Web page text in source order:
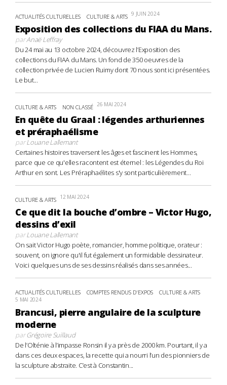
ACTUALITÉS CULTURELLES CULTURE & ARTS 9 JUIN 2024
Exposition des collections du FIAA du Mans.
parAnaë Leffray
Du 24 mai au 13 octobre 2024, découvrez l’Exposition des
collections du FIAA du Mans. Un fond de 350 oeuvres de la
collection privée de Lucien Ruimy dont 70 nous sont ici présentées.
Le but...
CULTURE & ARTS NON CLASSÉ 26 MAI 2024
En quête du Graal : légendes arthuriennes
et préraphaélisme
parLouane Lallemant
Certaines histoires traversent les âges et fascinent les Hommes,
parce que ce qu'elles racontent est éternel : les Légendes du Roi
Arthur en sont. Les Préraphaélites s'y sont particulièrement...
CULTURE & ARTS 12 MAI 2024
Ce que dit la bouche d’ombre – Victor Hugo,
dessins d’exil
parLouane Lallemant
On sait Victor Hugo poète, romancier, homme politique, orateur :
souvent, on ignore qu'il fut également un formidable dessinateur.
Voici quelques uns de ses dessins réalisés dans ses années...
ACTUALITÉS CULTURELLES COMPTES RENDUS D'EXPOS CULTURE & ARTS
5 MAI 2024
Brancusi, pierre angulaire de la sculpture
moderne
parGrégoire Suillaud
De l’Olténie à l’impasse Ronsin il y a près de 2000 km. Pourtant, il y a
dans ces deux espaces, la recette qui a nourri l’un des pionniers de
la sculpture abstraite. C’est à Constantin...